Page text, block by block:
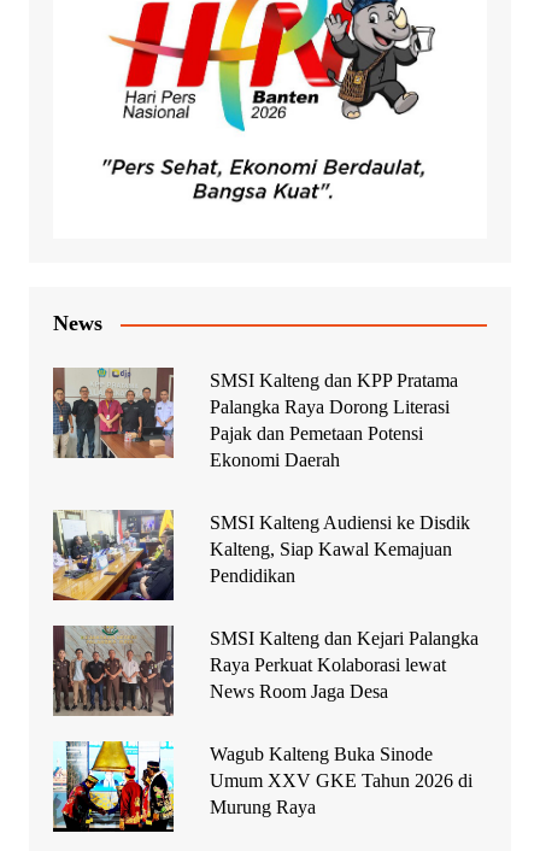
News
SMSI Kalteng dan KPP Pratama
Palangka Raya Dorong Literasi
Pajak dan Pemetaan Potensi
Ekonomi Daerah
SMSI Kalteng Audiensi ke Disdik
Kalteng, Siap Kawal Kemajuan
Pendidikan
SMSI Kalteng dan Kejari Palangka
Raya Perkuat Kolaborasi lewat
News Room Jaga Desa
Wagub Kalteng Buka Sinode
Umum XXV GKE Tahun 2026 di
Murung Raya